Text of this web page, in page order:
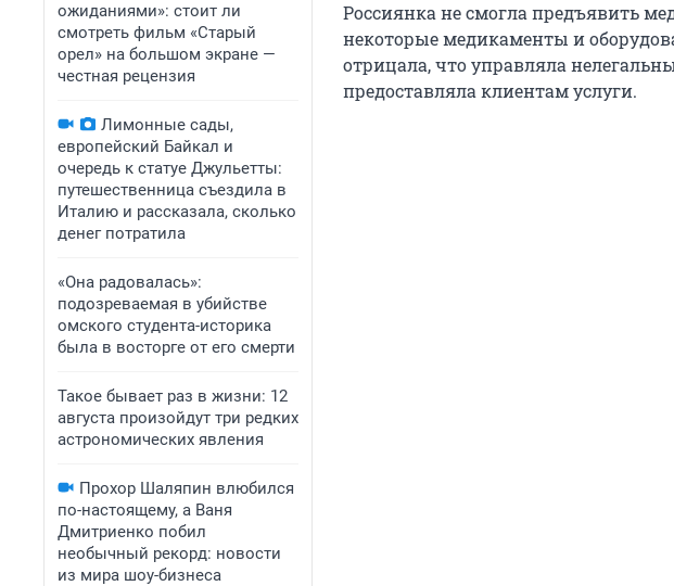
ожиданиями»: стоит ли
смотреть фильм «Старый
орел» на большом экране —
честная рецензия
Лимонные сады,
европейский Байкал и
очередь к статуе Джульетты:
путешественница съездила в
Италию и рассказала, сколько
денег потратила
«Она радовалась»:
подозреваемая в убийстве
омского студента-историка
была в восторге от его смерти
Такое бывает раз в жизни: 12
августа произойдут три редких
астрономических явления
Прохор Шаляпин влюбился
по-настоящему, а Ваня
Дмитриенко побил
необычный рекорд: новости
из мира шоу-бизнеса
Россиянка не смогла предъявить
некоторые медикаменты и
отрицала, что управляла
предоставляла клиентам услуги.